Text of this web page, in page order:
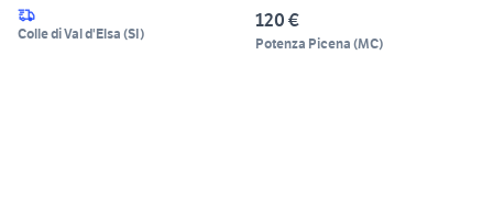
Colle di Val d'Elsa (SI)
120 €
Potenza Picena (MC)